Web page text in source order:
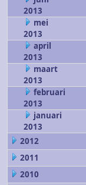
2013
mei
2013
april
2013
maart
2013
februari
2013
januari
2013
2012
2011
2010